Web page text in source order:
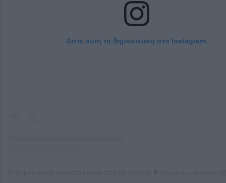
Δείτε αυτή τη δημοσίευση στο Instagram.